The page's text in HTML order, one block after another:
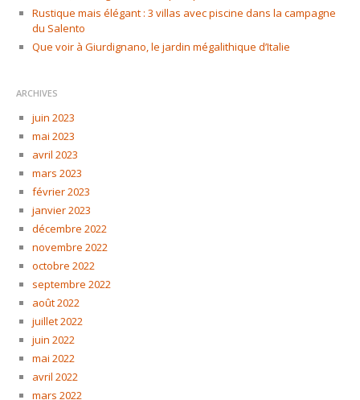
Rustique mais élégant : 3 villas avec piscine dans la campagne
du Salento
Que voir à Giurdignano, le jardin mégalithique d’Italie
ARCHIVES
juin 2023
mai 2023
avril 2023
mars 2023
février 2023
janvier 2023
décembre 2022
novembre 2022
octobre 2022
septembre 2022
août 2022
juillet 2022
juin 2022
mai 2022
avril 2022
mars 2022